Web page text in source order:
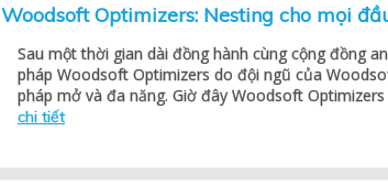
Woodsoft Optimizers: Nesting cho mọi
Sau một thời gian dài đồng hành cùng cộng đồng
pháp Woodsoft Optimizers do đội ngũ của
pháp mở và đa năng. Giờ đây Woodsoft
chi tiết